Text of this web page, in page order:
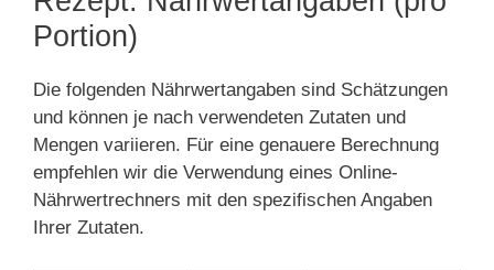
Portion)
Die folgenden Nährwertangaben sind Schätzungen
und können je nach verwendeten Zutaten und
Mengen variieren. Für eine genauere Berechnung
empfehlen wir die Verwendung eines Online-
Nährwertrechners mit den spezifischen Angaben
Ihrer Zutaten.